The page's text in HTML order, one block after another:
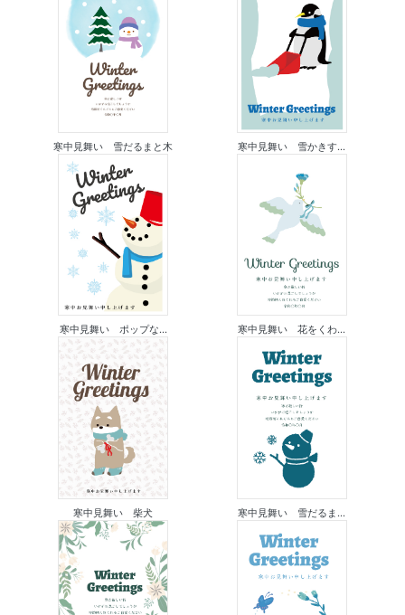
寒中見舞い 雪だるまと木 寒中見舞い 雪かきす...
寒中見舞い ポップな... 寒中見舞い 花をくわ...
寒中見舞い 柴犬 寒中見舞い 雪だるま...